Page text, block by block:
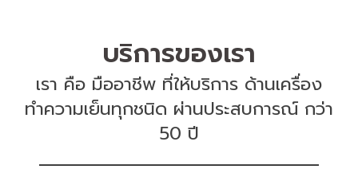
บริการของเรา
เรา คือ มืออาชีพ ที่ให้บริการ ด้านเครื่อง
ทำความเย็นทุกชนิด ผ่านประสบการณ์ กว่า
50 ปี